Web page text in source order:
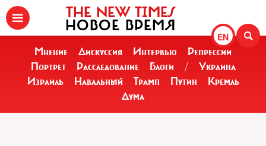
EN
THE NEW TIMES
НОВОЕ ВРЕМЯ
Мнение Дискуссия Интервью
Репрессии
Портрет
Расследование Блоги /
Украина
Израиль
Навальный Трамп Путин
Кремль
Дума